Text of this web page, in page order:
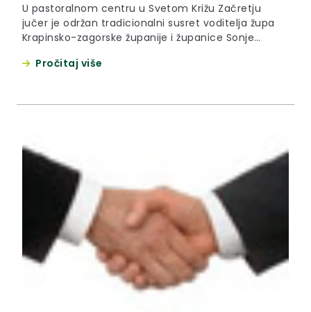
U pastoralnom centru u Svetom Križu Začretju
jučer je održan tradicionalni susret voditelja župa
Krapinsko-zagorske županije i županice Sonje
dekanata i svetokriški župnik, kao domaćin zahvalio
Pročitaj više